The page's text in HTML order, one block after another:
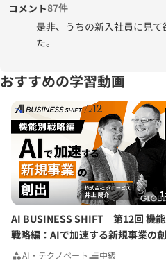
コメント87件
是非、うちの新入社員に見
た。
因みに、今の勤め先は財形貯
ですが、会社から1割の補助
も良かったから、制度があ
持株会も、積立の倍以上に
団体保険は思うことがあり
フル活用したほうがいいと
おすすめの学習動画
AI BUSINESS SHIFT 第12回 機
戦略編：AIで加速する新規事業の
AI・テクノベート 中級